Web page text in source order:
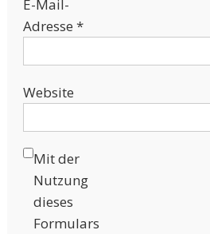
E-Mail-
Adresse *
Website
Mit der
Nutzung
dieses
Formulars